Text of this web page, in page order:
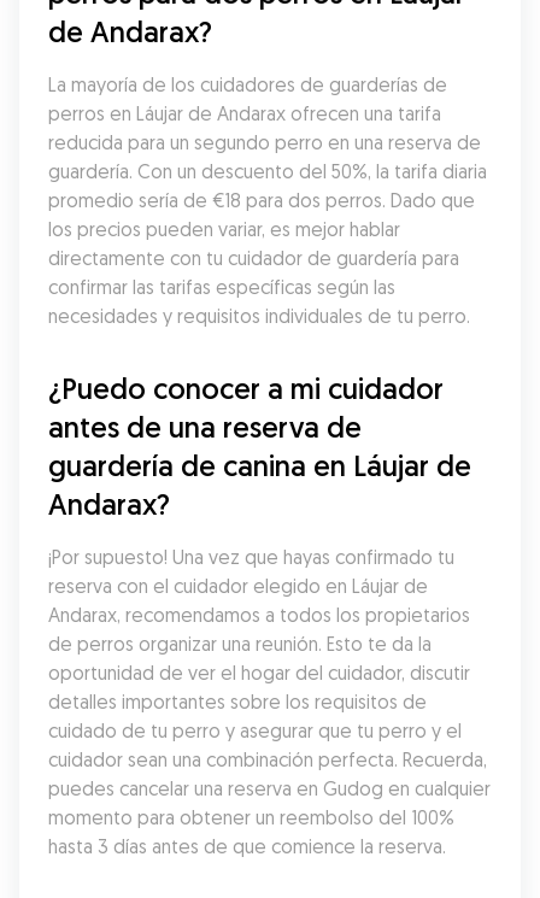
de Andarax?
La mayoría de los cuidadores de guarderías de
perros en Láujar de Andarax ofrecen una tarifa
reducida para un segundo perro en una reserva de
guardería. Con un descuento del 50%, la tarifa diaria
promedio sería de €18 para dos perros. Dado que
los precios pueden variar, es mejor hablar
directamente con tu cuidador de guardería para
confirmar las tarifas específicas según las
necesidades y requisitos individuales de tu perro.
¿Puedo conocer a mi cuidador
antes de una reserva de
guardería de canina en Láujar de
Andarax?
¡Por supuesto! Una vez que hayas confirmado tu
reserva con el cuidador elegido en Láujar de
Andarax, recomendamos a todos los propietarios
de perros organizar una reunión. Esto te da la
oportunidad de ver el hogar del cuidador, discutir
detalles importantes sobre los requisitos de
cuidado de tu perro y asegurar que tu perro y el
cuidador sean una combinación perfecta. Recuerda,
puedes cancelar una reserva en Gudog en cualquier
momento para obtener un reembolso del 100%
hasta 3 días antes de que comience la reserva.